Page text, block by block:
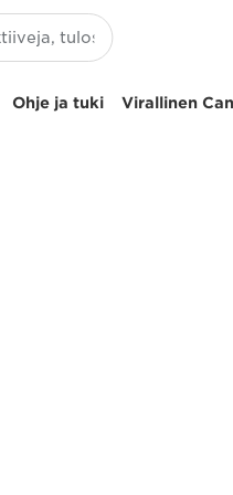
Ohje ja tuki Virallinen